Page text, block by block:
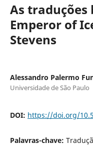
As traduções
Emperor of
Stevens
Alessandro Palermo
Universidade de São Paulo
DOI: https://doi.org/
Palavras-chave: